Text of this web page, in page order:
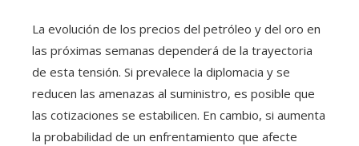
La evolución de los precios del petróleo y del oro en
las próximas semanas dependerá de la trayectoria
de esta tensión. Si prevalece la diplomacia y se
reducen las amenazas al suministro, es posible que
las cotizaciones se estabilicen. En cambio, si aumenta
la probabilidad de un enfrentamiento que afecte